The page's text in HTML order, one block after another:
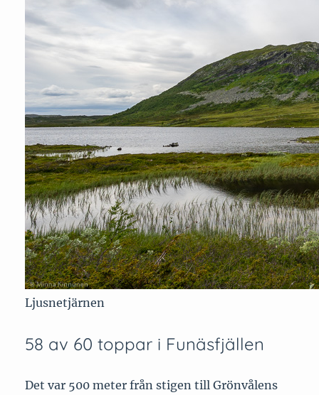
Ljusnetjärnen
58 av 60 toppar i Funäsfjällen
Det var 500 meter från stigen till Grönvålens